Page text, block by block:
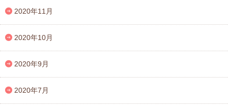
2020年11月
2020年10月
2020年9月
2020年7月